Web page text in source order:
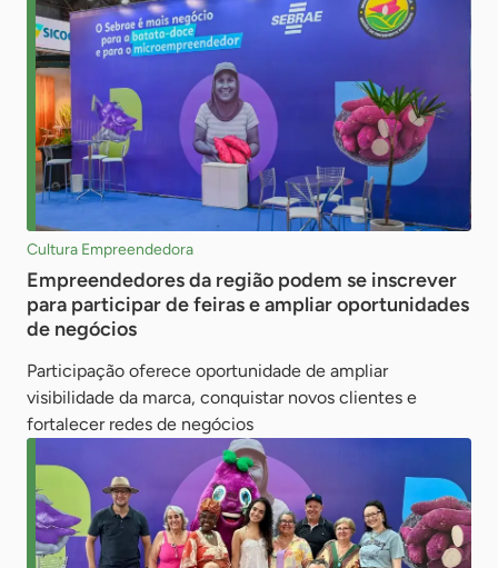
Cultura Empreendedora
Empreendedores da região podem se inscrever
para participar de feiras e ampliar oportunidades
de negócios
Participação oferece oportunidade de ampliar
visibilidade da marca, conquistar novos clientes e
fortalecer redes de negócios